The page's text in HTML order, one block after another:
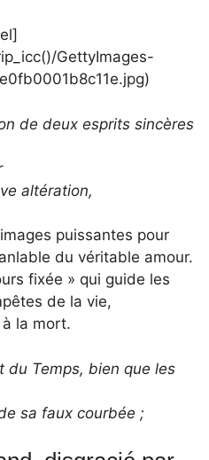
GettyImages-
de deux esprits sincères
altération,
puissantes pour
du véritable amour.
fixée » qui guide les
de la vie,
la mort.
du Temps, bien que les
sa faux courbée ;